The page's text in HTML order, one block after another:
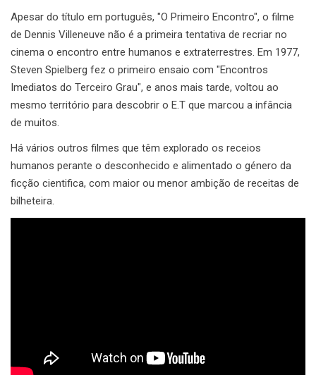
Apesar do título em português, "O Primeiro Encontro", o filme
de Dennis Villeneuve não é a primeira tentativa de recriar no
cinema o encontro entre humanos e extraterrestres. Em 1977,
Steven Spielberg fez o primeiro ensaio com "Encontros
Imediatos do Terceiro Grau", e anos mais tarde, voltou ao
mesmo território para descobrir o E.T que marcou a infância
de muitos.
Há vários outros filmes que têm explorado os receios
humanos perante o desconhecido e alimentado o género da
ficção cientifica, com maior ou menor ambição de receitas de
bilheteira.